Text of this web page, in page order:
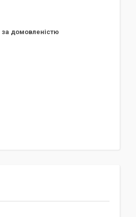
за домовленістю